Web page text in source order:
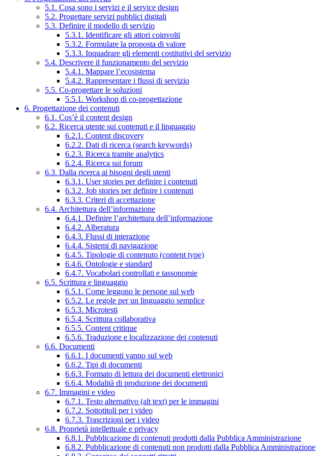
5.1. Cosa sono i servizi e il service design
5.2. Progettare servizi pubblici digitali
5.3. Definire il modello di servizio
5.3.1. Identificare gli attori coinvolti
5.3.2. Formulare la proposta di valore
5.3.3. Inquadrare gli elementi costitutivi del servizio
5.4. Descrivere il funzionamento del servizio
5.4.1. Mappare l’ecosistema
5.4.2. Rappresentare i flussi di servizio
5.5. Co-progettare le soluzioni
5.5.1. Workshop di co-progettazione
6. Progettazione dei contenuti
6.1. Cos’è il content design
6.2. Ricerca utente sui contenuti e il linguaggio
6.2.1. Content discovery
6.2.2. Dati di ricerca (search keywords)
6.2.3. Ricerca tramite analytics
6.2.4. Ricerca sui forum
6.3. Dalla ricerca ai bisogni degli utenti
6.3.1. User stories per definire i contenuti
6.3.2. Job stories per definire i contenuti
6.3.3. Criteri di accettazione
6.4. Architettura dell’informazione
6.4.1. Definire l’architettura dell’informazione
6.4.2. Alberatura
6.4.3. Flussi di interazione
6.4.4. Sistemi di navigazione
6.4.5. Tipologie di contenuto (content type)
6.4.6. Ontologie e standard
6.4.7. Vocabolari controllati e tassonomie
6.5. Scrittura e linguaggio
6.5.1. Come leggono le persone sul web
6.5.2. Le regole per un linguaggio semplice
6.5.3. Microtesti
6.5.4. Scrittura collaborativa
6.5.5. Content critique
6.5.6. Traduzione e localizzazione dei contenuti
6.6. Documenti
6.6.1. I documenti vanno sul web
6.6.2. Tipi di documenti
6.6.3. Formato di lettura dei documenti elettronici
6.6.4. Modalità di produzione dei documenti
6.7. Immagini e video
6.7.1. Testo alternativo (alt text) per le immagini
6.7.2. Sottotitoli per i video
6.7.3. Trascrizioni per i video
6.8. Proprietà intellettuale e privacy
6.8.1. Pubblicazione di contenuti prodotti dalla Pubblica Amministrazione
6.8.2. Pubblicazione di contenuti non prodotti dalla Pubblica Amministrazione